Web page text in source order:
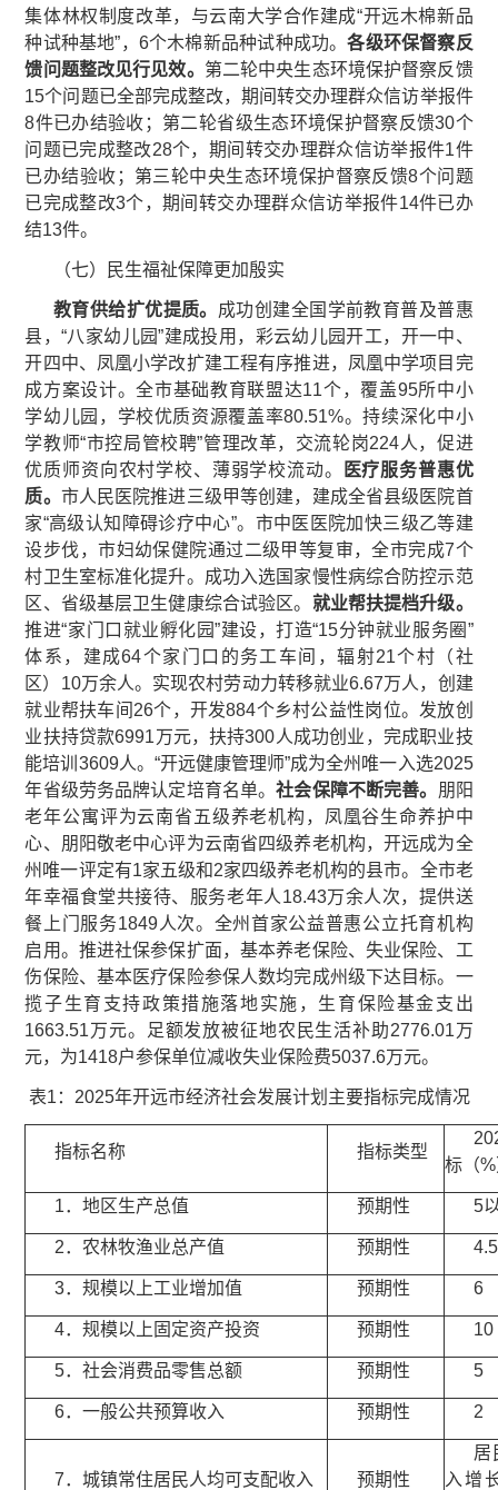
集体林权制度改革，与云南大学合作建成“开远木棉新品
种试种基地”，6个木棉新品种试种成功。各级环保督察反
馈问题整改见行见效。 第二轮中央生态环境保护督察反馈
15个问题已全部完成整改，期间转交办理群众信访举报件
8件已办结验收；第二轮省级生态环境保护督察反馈30个
问题已完成整改28个，期间转交办理群众信访举报件1件
已办结验收；第三轮中央生态环境保护督察反馈8个问题
已完成整改3个，期间转交办理群众信访举报件14件已办
结13件。
（七）民生福祉保障更加殷实
教育供给扩优提质。 成功创建全国学前教育普及普惠
县，“八家幼儿园”建成投用，彩云幼儿园开工，开一中、
开四中、凤凰小学改扩建工程有序推进，凤凰中学项目完
成方案设计。全市基础教育联盟达11个，覆盖95所中小
学幼儿园，学校优质资源覆盖率80.51%。持续深化中小
学教师“市控局管校聘”管理改革，交流轮岗224人，促进
优质师资向农村学校、薄弱学校流动。
医疗服务普惠优
质。 市人民医院推进三级甲等创建，建成全省县级医院首
家“高级认知障碍诊疗中心”。市中医医院加快三级乙等建
设步伐，市妇幼保健院通过二级甲等复审，全市完成7个
村卫生室标准化提升。成功入选国家慢性病综合防控示范
区、省级基层卫生健康综合试验区。 就业帮扶提档升级。
推进“家门口就业孵化园”建设，打造“15分钟就业服务圈”
体系，建成64个家门口的务工车间，辐射21个村（社
区）10万余人。实现农村劳动力转移就业6.67万人，创建
就业帮扶车间26个，开发884个乡村公益性岗位。发放创
业扶持贷款6991万元，扶持300人成功创业，完成职业技
能培训3609人。“开远健康管理师”成为全州唯一入选2025
年省级劳务品牌认定培育名单。社会保障不断完善。 朋阳
老年公寓评为云南省五级养老机构，凤凰谷生命养护中
心、朋阳敬老中心评为云南省四级养老机构，开远成为全
州唯一评定有1家五级和2家四级养老机构的县市。全市老
年幸福食堂共接待、服务老年人18.43万余人次，提供送
餐上门服务1849人次。全州首家公益普惠公立托育机构
启用。推进社保参保扩面，基本养老保险、失业保险、工
伤保险、基本医疗保险参保人数均完成州级下达目标。一
揽子生育支持政策措施落地实施，生育保险基金支出
1663.51万元。足额发放被征地农民生活补助2776.01万
元，为1418户参保单位减收失业保险费5037.6万元。
表1：2025年开远市经济社会发展计划主要指标完成情况
指标名称 指标类型
标（
1．地区生产总值 预期性 5
2．农林牧渔业总产值 预期性 4.5
3．规模以上工业增加值 预期性 6
4．规模以上固定资产投资 预期性 10
5．社会消费品零售总额 预期性 5
6．一般公共预算收入 预期性 2
7．城镇常住居民人均可支配收入 预期性
居
入增